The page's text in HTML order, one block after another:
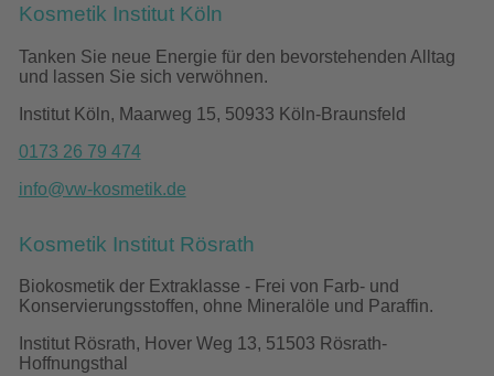
Kosmetik Institut Köln
Tanken Sie neue Energie für den bevorstehenden Alltag
und lassen Sie sich verwöhnen.
Institut Köln, Maarweg 15, 50933 Köln-Braunsfeld
0173 26 79 474
info@vw-kosmetik.de
Kosmetik Institut Rösrath
Biokosmetik der Extraklasse - Frei von Farb- und
Konservierungsstoffen, ohne Mineralöle und Paraffin.
Institut Rösrath, Hover Weg 13, 51503 Rösrath-
Hoffnungsthal